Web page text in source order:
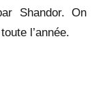
Shandor. On
l’année.